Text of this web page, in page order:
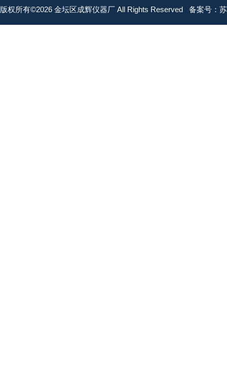
版权所有©2026 金坛区成辉仪器厂 All Rights Reserved 备案号：